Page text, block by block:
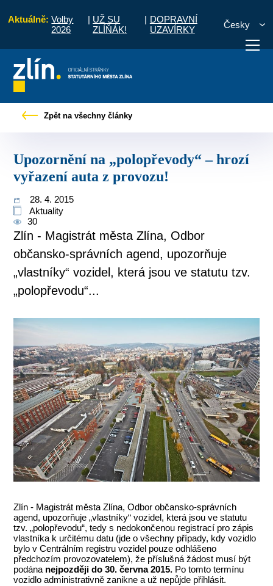
Aktuálně: Volby
2026
| UŽ SU
ZLÍŇÁK!
| DOPRAVNÍ
UZAVÍRKY
Česky
vyřídit Potřebuji zaplatit
Zpět na všechny články
Upozornění na „polopřevody“ – hrozí
vyřazení auta z provozu!
28. 4. 2015
Aktuality
30
Zlín - Magistrát města Zlína, Odbor
občansko-správních agend, upozorňuje
„vlastníky“ vozidel, která jsou ve statutu tzv.
„polopřevodu“...
Zlín - Magistrát města Zlína, Odbor občansko-správních
agend, upozorňuje „vlastníky“ vozidel, která jsou ve statutu
tzv. „polopřevodu“, tedy s nedokončenou registrací pro zápis
vlastníka k určitému datu (jde o všechny případy, kdy vozidlo
bylo v Centrálním registru vozidel pouze odhlášeno
předchozím provozovatelem), že příslušná žádost musí být
podána nejpozději do 30. června 2015. Po tomto termínu
vozidlo administrativně zanikne a už nepůjde přihlásit.